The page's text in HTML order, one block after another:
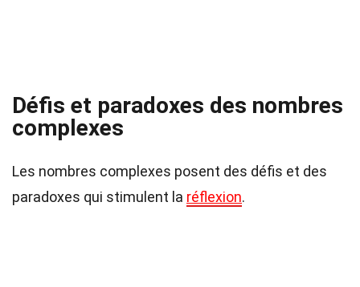
Défis et paradoxes des nombres
complexes
Les nombres complexes posent des défis et des
paradoxes qui stimulent la réflexion.